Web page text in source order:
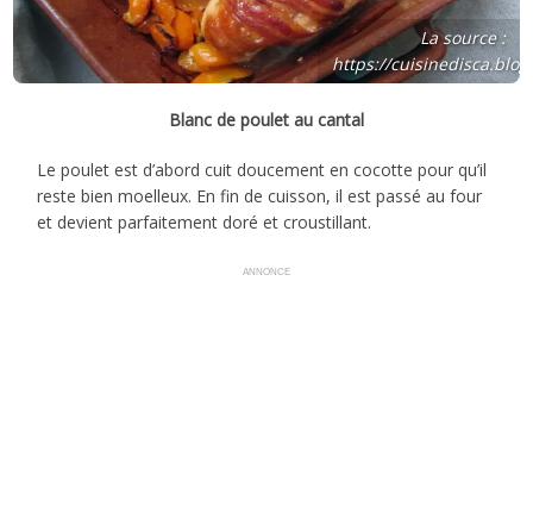
La source :
https://
Blanc de poulet au cantal
Le poulet est d’abord cuit doucement en cocotte pour qu’il
reste bien moelleux. En fin de cuisson, il est passé au four
et devient parfaitement doré et croustillant.
ANNONCE